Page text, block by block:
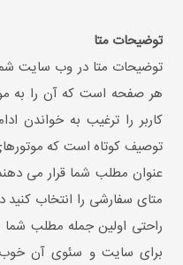
توضیحات متا
توضیحات متا در وب سایت
هر صفحه است که آن را به
کاربر را ترغیب به خواندن
توصیف کوتاه است که
عنوان مطلب شما قرار می
متای سفارشی را انتخاب
راحتی اولین جمله مطلب شما
برای سایت و سئوی آن